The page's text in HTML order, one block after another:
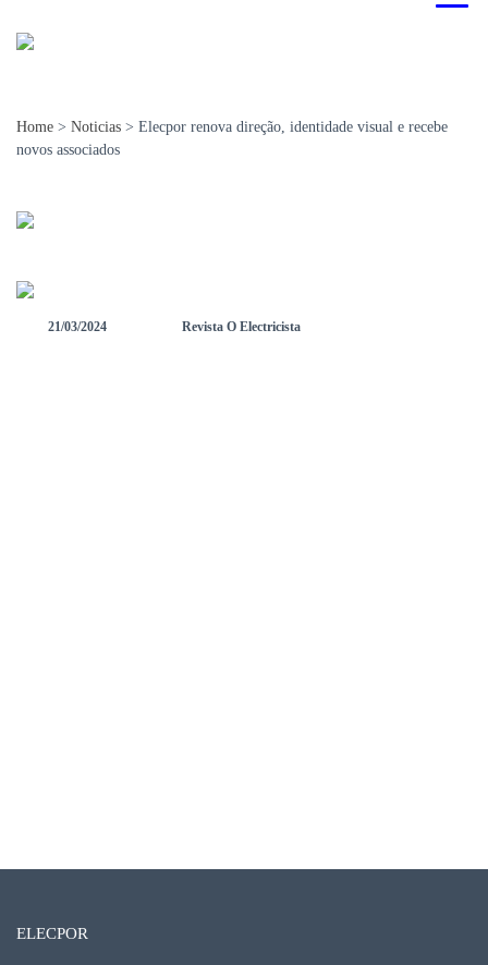
Home > Noticias > Elecpor renova direção, identidade visual e recebe
novos associados
21/03/2024 Revista O Electricista
ELECPOR